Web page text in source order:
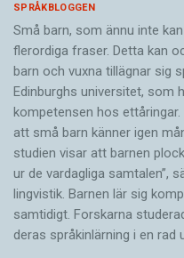
SPRÅKBLOGGEN
Små barn, som ännu inte
flerordiga fraser. Detta kan
barn och vuxna tillägnar sig
Edinburghs universitet, som
kompetensen hos
att små barn känner igen
studien visar att barnen
ur de vardagliga samtalen”,
lingvistik. Barnen lär sig
samtidigt. Forskarna
deras språkinlärning i en